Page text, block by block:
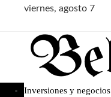
viernes, agosto 7
Inversiones y negocios